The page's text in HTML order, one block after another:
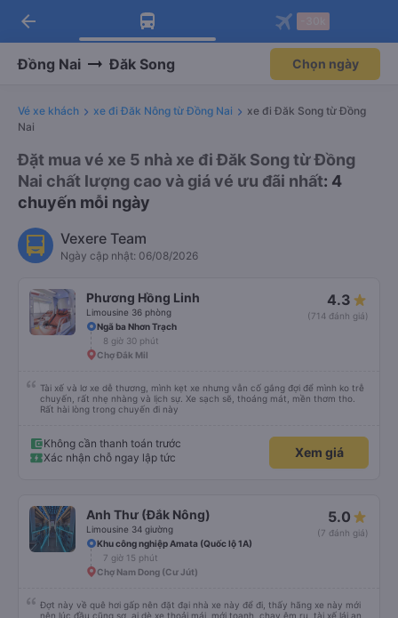
Tải app Vexere ngay!
Nhận ưu đãi thành viên độc
Mở app
Tải app Vexere
-30k/ghế khi đặt vé máy bay qua
Mở app
arrow_back
Đồng Nai Đăk Song Chọn ngày
Vé xe khách xe đi Đăk Nông từ Đồng Nai
xe đi Đăk Song từ Đồng
Nai
Đặt mua vé xe 5 nhà xe đi Đăk Song từ Đồng
Nai chất lượng cao và giá vé ưu đãi nhất: 4
chuyến mỗi ngày
Vexere Team
Ngày cập nhật: 06/08/2026
Phương Hồng Linh
Limousine 36 phòng
4.3
(714 đánh giá)
Ngã ba Nhơn Trạch
8 giờ 30 phút
Chợ Đắk Mil
Tài xế và lơ xe dễ thương, mình kẹt xe nhưng vẫn cố gắng đợi để mình ko trễ
chuyến, rất nhẹ nhàng và lịch sự. Xe sạch sẽ, thoáng mát, mền thơm tho.
Rất hài lòng trong chuyến đi này
Không cần thanh toán trước
Xác nhận chỗ ngay lập tức
Xem giá
Anh Thư (Đắk Nông)
Limousine 34 giường
5.0
(7 đánh giá)
Khu công nghiệp Amata (Quốc lộ 1A)
7 giờ 15 phút
Chợ Nam Dong (Cư Jút)
Đợt này về quê hơi gấp nên đặt đại nhà xe này để đi, thấy hãng xe này mới
nên lúc đầu cũng sợ, ai dè xe thoải mái, mới toanh, chạy êm ru, tài xế lái an